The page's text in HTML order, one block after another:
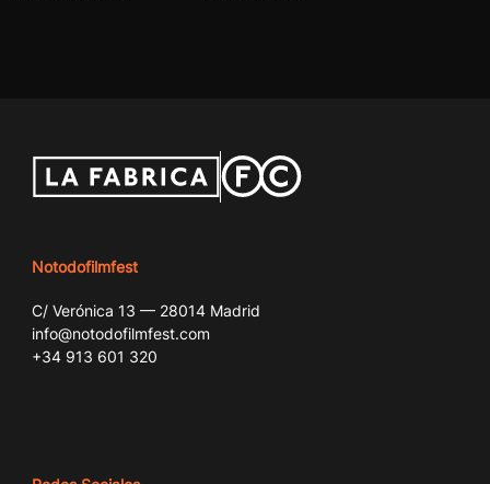
Notodofilmfest
C/ Verónica 13 — 28014 Madrid
info@notodofilmfest.com
+34 913 601 320